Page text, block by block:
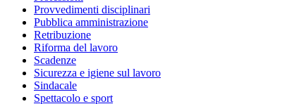
Provvedimenti disciplinari
Pubblica amministrazione
Retribuzione
Riforma del lavoro
Scadenze
Sicurezza e igiene sul lavoro
Sindacale
Spettacolo e sport